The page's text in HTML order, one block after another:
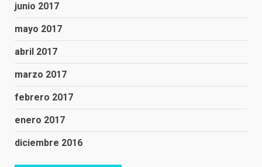
junio 2017
mayo 2017
abril 2017
marzo 2017
febrero 2017
enero 2017
diciembre 2016